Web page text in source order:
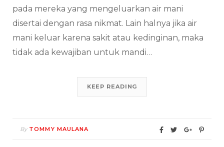
pada mereka yang mengeluarkan air mani
disertai dengan rasa nikmat. Lain halnya jika air
mani keluar karena sakit atau kedinginan, maka
tidak ada kewajiban untuk mandi…
KEEP READING
By TOMMY MAULANA